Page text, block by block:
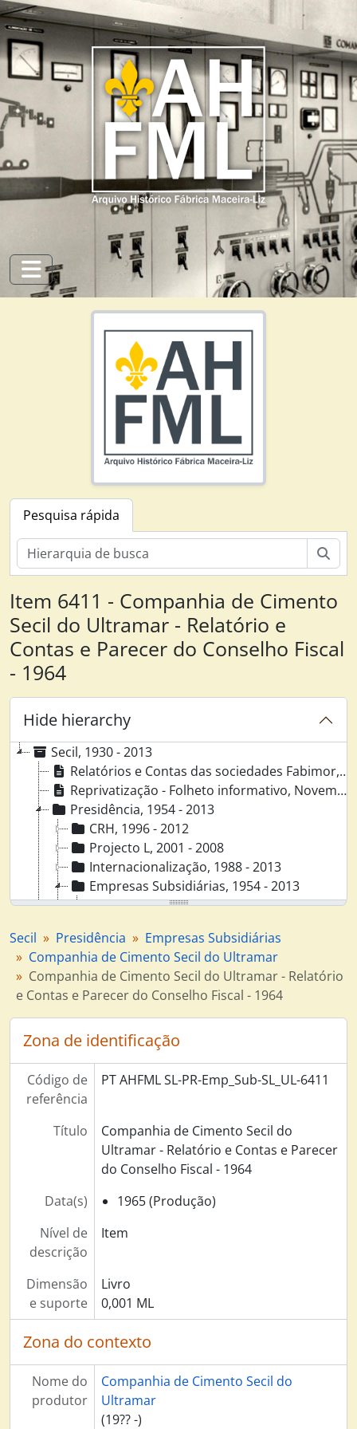
Skip to main content
Toggle navigation
Pesquisa rápida
Item 6411 - Companhia de Cimento
Secil do Ultramar - Relatório e
Contas e Parecer do Conselho Fiscal
- 1964
Hide hierarchy
Secil, 1930 - 2013
Relatórios e Contas das sociedades Fabimor, Dyrup, Secil Marítima, 1963 - 1973
Reprivatização - Folheto informativo, Novembro 1992
Presidência, 1954 - 2013
CRH, 1996 - 2012
Projecto L, 2001 - 2008
Internacionalização, 1988 - 2013
Empresas Subsidiárias, 1954 - 2013
Secil Marítima, 1963 - 1986
Companhia de Cimento Secil do Ultramar - Actas Conselho Fiscal, Outubro 1954 - Março 1965
Companhia de Cimento Secil do Ultramar - Actas Conselho de Administração (Livro nº 1), Maio 1954 - Dezembro 1962
Companhia de Cimento Secil do Ultramar - Actas Conselho de Administração (Livro nº 2), Dezembro 1962 - Abril 1965
Companhia de Cimento Secil do Ultramar - Actas Assembleia Geral, Maio 1954 - Março 1964
Companhia de Cimento Secil do Ultramar - Actas [Conselho de Administração], 1965 - 1967
Companhia de Cimento Secil do Ultramar - Corpos Gerentes, 1975 - 1978
Companhia de Cimento Secil do Ultramar - Actas [Conselho de Administração], 1968 - 1971
Companhia de Cimento Secil do Ultramar - Relatório e Contas e Parecer do Conselho Fiscal - 1957, 1958
Companhia de Cimento Secil do Ultramar - Relatório e Contas e Parecer do Conselho Fiscal - 1958, 1959
Companhia de Cimento Secil do Ultramar - Relatório e Contas e Parecer do Conselho Fiscal - 1959, 1960
Companhia de Cimento Secil do Ultramar - Relatório e Contas e Parecer do Conselho Fiscal - 1960, 1961
Companhia de Cimento Secil do Ultramar - Relatório e Contas e Parecer do Conselho Fiscal - 1961, 1962
Companhia de Cimento Secil do Ultramar - Relatório e Contas e Parecer do Conselho Fiscal - 1965, 1966
Companhia de Cimento Secil do Ultramar - Relatório e Contas e Parecer do Conselho Fiscal - 1966, 1967
Companhia de Cimento Secil do Ultramar - Relatório e Contas e Parecer do Conselho Fiscal - 1968, 1969
Companhia de Cimento Secil do Ultramar - Relatório e Contas e Parecer do Conselho Fiscal - 1969, 1970
Companhia de Cimento Secil do Ultramar - Relatório e Contas e Parecer do Conselho Fiscal - 1970, 1971
Companhia de Cimento Secil do Ultramar - Relatório e Contas e Parecer do Conselho Fiscal - 1971, 1972
Companhia de Cimento Secil do Ultramar - Relatório e Contas e Parecer do Conselho Fiscal - 1972, 1973
Secil Presidência
Empresas Subsidiárias
Companhia de Cimento Secil do Ultramar
Companhia de Cimento Secil do Ultramar - Relatório
e Contas e Parecer do Conselho Fiscal - 1964
Zona de identificação
Código de
referência
PT AHFML SL-PR-Emp_Sub-SL_UL-6411
Título
Companhia de Cimento Secil do
Ultramar - Relatório e Contas e Parecer
do Conselho Fiscal - 1964
Data(s)
1965 (Produção)
Nível de
descrição
Item
Dimensão
e suporte
Livro
0,001 ML
Zona do contexto
Nome do
produtor
Companhia de Cimento Secil do
Ultramar
(19?? -)